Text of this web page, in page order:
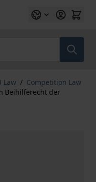
Law / Competition Law
Beihilferecht der